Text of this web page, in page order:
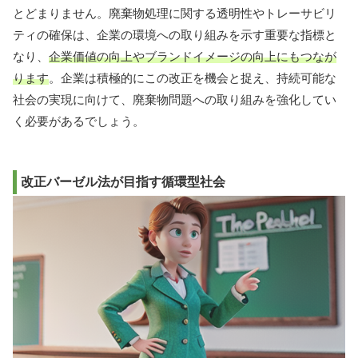
とどまりません。廃棄物処理に関する透明性やトレーサビリ
ティの確保は、企業の環境への取り組みを示す重要な指標と
なり、 企業価値の向上やブランドイメージの向上にもつなが
ります。企業は積極的にこの改正を機会と捉え、持続可能な
社会の実現に向けて、廃棄物問題への取り組みを強化してい
く必要があるでしょう。
改正バーゼル法が目指す循環型社会